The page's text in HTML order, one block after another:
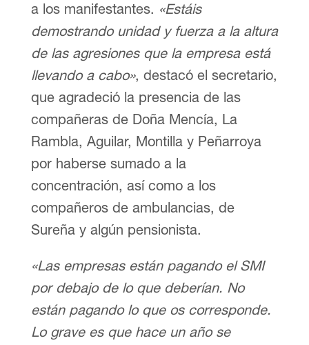
a los manifestantes. «Estáis
demostrando unidad y fuerza a la altura
de las agresiones que la empresa está
llevando a cabo», destacó el secretario,
que agradeció la presencia de las
compañeras de Doña Mencía, La
Rambla, Aguilar, Montilla y Peñarroya
por haberse sumado a la
concentración, así como a los
compañeros de ambulancias, de
Sureña y algún pensionista.
«Las empresas están pagando el SMI
por debajo de lo que deberían. No
están pagando lo que os corresponde.
Lo grave es que hace un año se